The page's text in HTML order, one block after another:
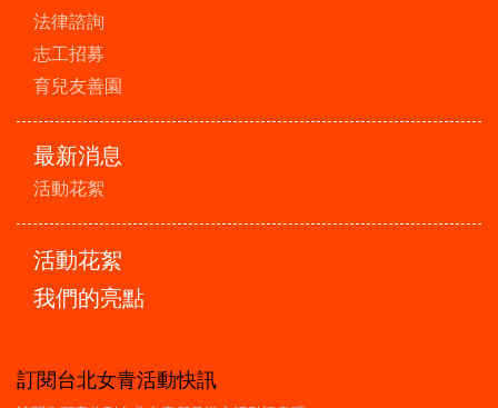
法律諮詢
志工招募
育兒友善園
最新消息
活動花絮
活動花絮
我們的亮點
訂閱台北女青活動快訊